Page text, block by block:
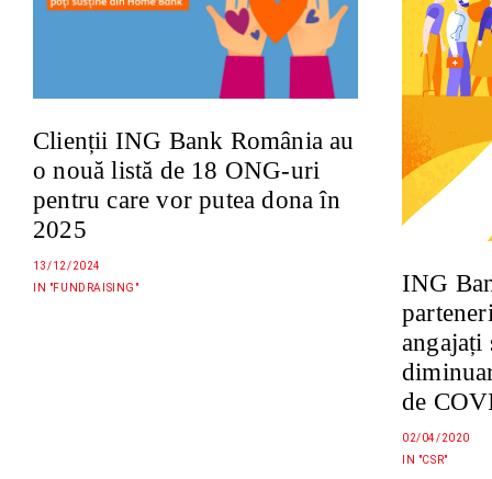
Clienții ING Bank România au
o nouă listă de 18 ONG-uri
pentru care vor putea dona în
2025
13/12/2024
IN "FUNDRAISING"
ING
angajați
de
02/04/2020
IN "CSR"